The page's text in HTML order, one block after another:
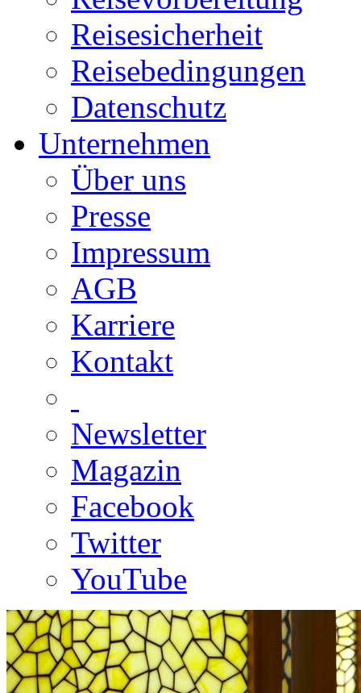
Reisesicherheit
Reisebedingungen
Datenschutz
Unternehmen
Über uns
Presse
Impressum
AGB
Karriere
Kontakt
Newsletter
Magazin
Facebook
Twitter
YouTube